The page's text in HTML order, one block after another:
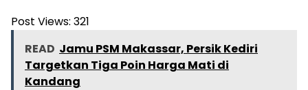
Post Views: 321
READ Jamu PSM Makassar, Persik Kediri
Targetkan Tiga Poin Harga Mati di
Kandang